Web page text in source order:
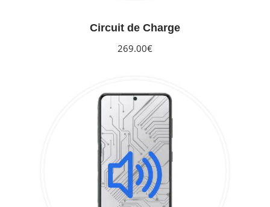
Circuit de Charge
269.00€